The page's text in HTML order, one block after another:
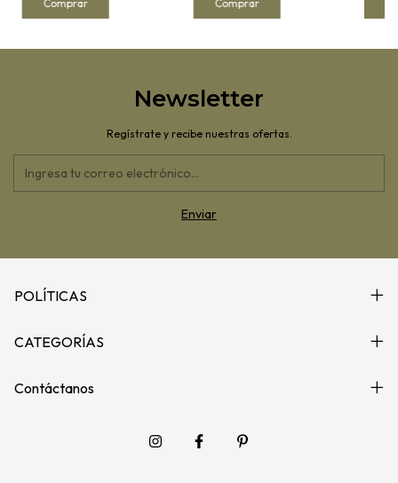
Newsletter
Regístrate y recibe nuestras ofertas.
POLÍTICAS
CATEGORÍAS
Contáctanos